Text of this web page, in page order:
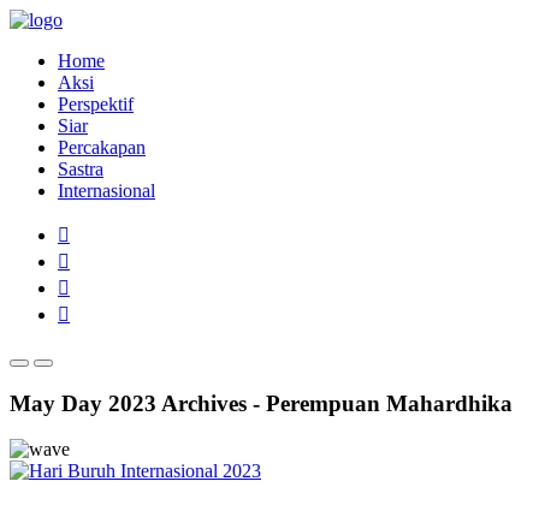
Home
Aksi
Perspektif
Siar
Percakapan
Sastra
Internasional
May Day 2023 Archives - Perempuan Mahardhika